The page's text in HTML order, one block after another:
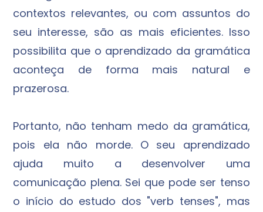
contextos relevantes, ou com assuntos do
seu interesse, são as mais eficientes. Isso
possibilita que o aprendizado da gramática
aconteça de forma mais natural e
prazerosa.
Portanto, não tenham medo da gramática,
pois ela não morde. O seu aprendizado
ajuda muito a desenvolver uma
comunicação plena. Sei que pode ser tenso
o início do estudo dos "verb tenses", mas